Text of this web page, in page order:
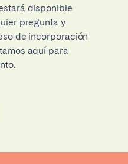
disponible
pregunta y
de incorporación
aquí para